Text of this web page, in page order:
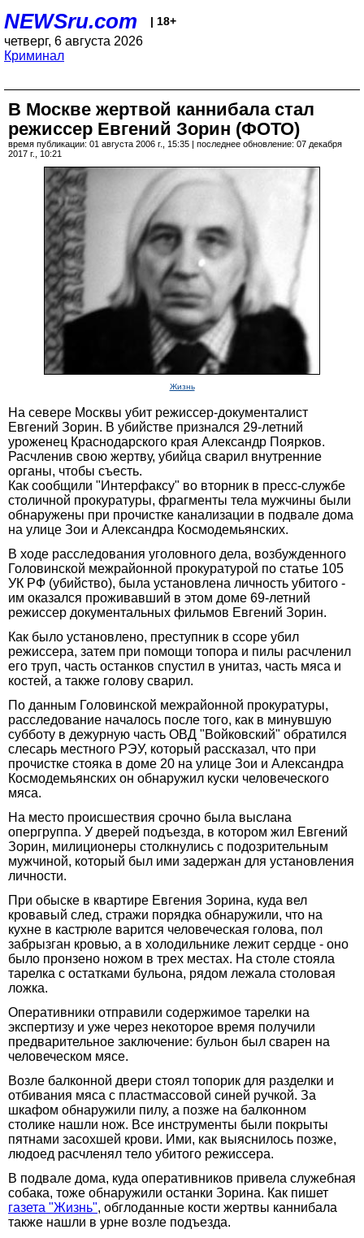
NEWSru.com | 18+
четверг, 6 августа 2026
Криминал
В Москве жертвой каннибала стал
режиссер Евгений Зорин (ФОТО)
время публикации: 01 августа 2006 г., 15:35 | последнее обновление: 07 декабря
2017 г., 10:21
Жизнь
На севере Москвы убит режиссер-документалист
Евгений Зорин. В убийстве признался 29-летний
уроженец Краснодарского края Александр Поярков.
Расчленив свою жертву, убийца сварил внутренние
органы, чтобы съесть.
Как сообщили "Интерфаксу" во вторник в пресс-службе
столичной прокуратуры, фрагменты тела мужчины были
обнаружены при прочистке канализации в подвале дома
на улице Зои и Александра Космодемьянских.
В ходе расследования уголовного дела, возбужденного
Головинской межрайонной прокуратурой по статье 105
УК РФ (убийство), была установлена личность убитого -
им оказался проживавший в этом доме 69-летний
режиссер документальных фильмов Евгений Зорин.
Как было установлено, преступник в ссоре убил
режиссера, затем при помощи топора и пилы расчленил
его труп, часть останков спустил в унитаз, часть мяса и
костей, а также голову сварил.
По данным Головинской межрайонной прокуратуры,
расследование началось после того, как в минувшую
субботу в дежурную часть ОВД "Войковский" обратился
слесарь местного РЭУ, который рассказал, что при
прочистке стояка в доме 20 на улице Зои и Александра
Космодемьянских он обнаружил куски человеческого
мяса.
На место происшествия срочно была выслана
опергруппа. У дверей подъезда, в котором жил Евгений
Зорин, милиционеры столкнулись с подозрительным
мужчиной, который был ими задержан для установления
личности.
При обыске в квартире Евгения Зорина, куда вел
кровавый след, стражи порядка обнаружили, что на
кухне в кастрюле варится человеческая голова, пол
забрызган кровью, а в холодильнике лежит сердце - оно
было пронзено ножом в трех местах. На столе стояла
тарелка с остатками бульона, рядом лежала столовая
ложка.
Оперативники отправили содержимое тарелки на
экспертизу и уже через некоторое время получили
предварительное заключение: бульон был сварен на
человеческом мясе.
Возле балконной двери стоял топорик для разделки и
отбивания мяса с пластмассовой синей ручкой. За
шкафом обнаружили пилу, а позже на балконном
столике нашли нож. Все инструменты были покрыты
пятнами засохшей крови. Ими, как выяснилось позже,
людоед расчленял тело убитого режиссера.
В подвале дома, куда оперативников привела служебная
собака, тоже обнаружили останки Зорина. Как пишет
газета "Жизнь", обглоданные кости жертвы каннибала
также нашли в урне возле подъезда.